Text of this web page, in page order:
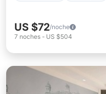
US $72/noche
7 noches - US $504